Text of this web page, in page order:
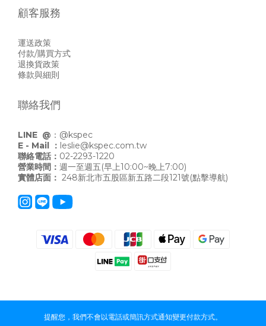
顧客服務
運送政策
付款/購買方式
退換貨政策
條款與細則
聯絡我們
LINE @ ： @kspec
E - Mail ： leslie@kspec.com.tw
聯絡電話： 02-2293-1220
營業時間： 週一至週五(早上10:00~晚上7:00)
實體店面： 248新北市五股區新五路二段121號(點擊導航)
提醒您，我們不會以電話或簡訊方式通知變更付款方式。